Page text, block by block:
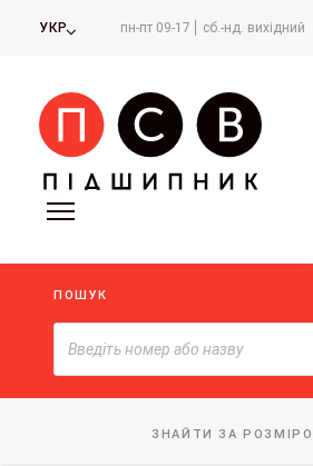
УКР пн-пт 09-17 сб.-нд. вихідний
ПОШУК
ЗНАЙТИ ЗА